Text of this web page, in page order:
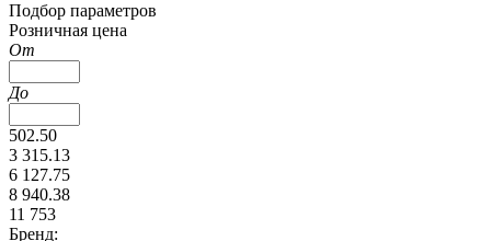
Подбор параметров
Розничная цена
От
До
502.50
3 315.13
6 127.75
8 940.38
11 753
Бренд: